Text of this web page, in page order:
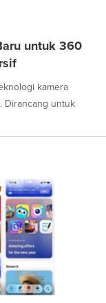
untuk 360
kamera
Dirancang untuk